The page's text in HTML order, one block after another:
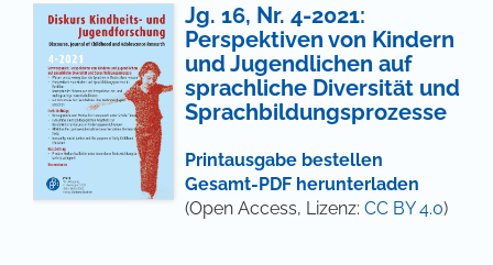
Jg. 16, Nr. 4-2021:
Perspektiven von Kindern
und Jugendlichen auf
sprachliche Diversität und
Sprachbildungsprozesse
Printausgabe bestellen
Gesamt-PDF herunterladen
(Open Access, Lizenz: CC BY 4.0)